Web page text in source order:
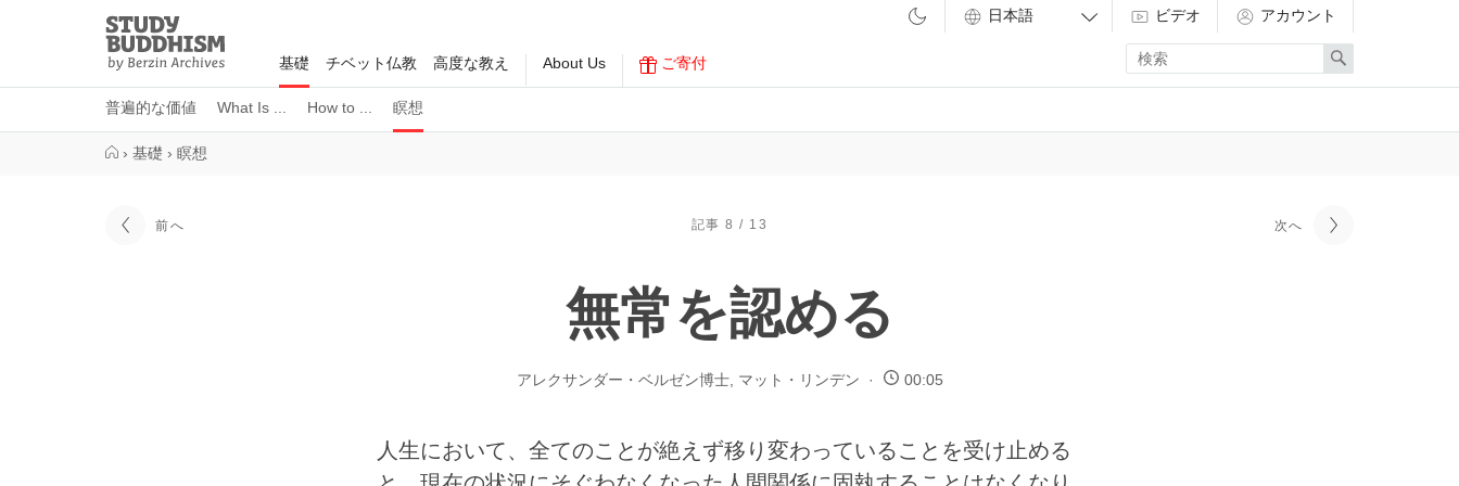
Study
Buddhism
Home
基礎
普遍的な価値 What Is ... How to ... 瞑想
チベット仏教 高度な教え About Us ご寄付
ビデオ アカウント
Enter
search
term
Search
› 基礎 › 瞑想
前へ 記事 8 / 13 次へ
無常を認める
アレクサンダー・ベルゼン博士, マット・リンデン 00:05
人生において、全てのことが絶えず移り変わっていることを受け止める